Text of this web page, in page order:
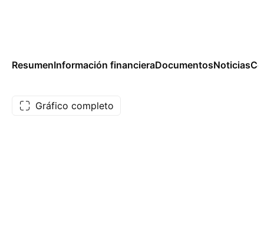
ResumenInformación financieraDocumentosNoticias
Gráfico completo